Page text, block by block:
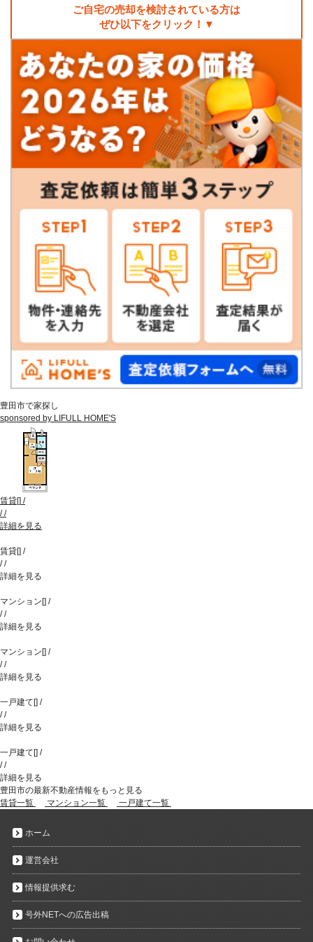
ご自宅の売却を検討されている方は
ぜひ以下をクリック！▼
豊田市で家探し
sponsored by LIFULL HOME'S
賃貸[] /
//
詳細を見る
賃貸[] /
//
詳細を見る
マンション [] /
//
詳細を見る
マンション [] /
//
詳細を見る
一戸建て [] /
//
詳細を見る
一戸建て [] /
//
詳細を見る
豊田市の最新不動産情報をもっと見る
賃貸一覧
マンション一覧 一戸建て一覧
ホーム
運営会社
情報提供求む
号外NETへの広告出稿